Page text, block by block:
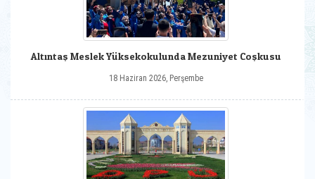
Altıntaş Meslek Yüksekokulunda Mezuniyet Coşkusu
18 Haziran 2026, Perşembe